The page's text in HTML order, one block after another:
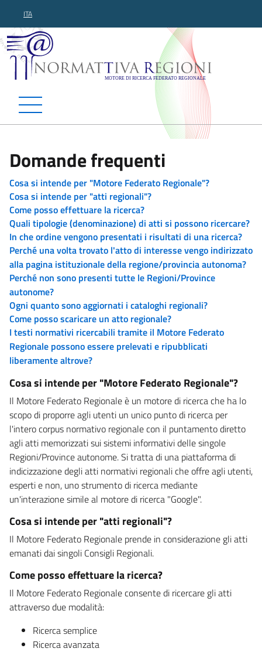
ITA
Normattiva Regioni -
Domande frequenti
Cosa si intende per "Motore Federato Regionale"?
Cosa si intende per "atti regionali"?
Come posso effettuare la ricerca?
Quali tipologie (denominazione) di atti si possono ricercare?
In che ordine vengono presentati i risultati di una ricerca?
Perché una volta trovato l'atto di interesse vengo indirizzato
alla pagina istituzionale della regione/provincia autonoma?
Perché non sono presenti tutte le Regioni/Province
autonome?
Ogni quanto sono aggiornati i cataloghi regionali?
Come posso scaricare un atto regionale?
I testi normativi ricercabili tramite il Motore Federato
Regionale possono essere prelevati e ripubblicati
liberamente altrove?
Cosa si intende per "Motore Federato Regionale"?
Il Motore Federato Regionale è un motore di ricerca che ha lo
scopo di proporre agli utenti un unico punto di ricerca per
l'intero corpus normativo regionale con il puntamento diretto
agli atti memorizzati sui sistemi informativi delle singole
Regioni/Province autonome. Si tratta di una piattaforma di
indicizzazione degli atti normativi regionali che offre agli utenti,
esperti e non, uno strumento di ricerca mediante
un'interazione simile al motore di ricerca "Google".
Cosa si intende per "atti regionali"?
Il Motore Federato Regionale prende in considerazione gli atti
emanati dai singoli Consigli Regionali.
Come posso effettuare la ricerca?
Il Motore Federato Regionale consente di ricercare gli atti
attraverso due modalità:
Ricerca semplice
Ricerca avanzata